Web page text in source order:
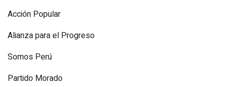
Acción Popular
Alianza para el Progreso
Somos Perú
Partido Morado